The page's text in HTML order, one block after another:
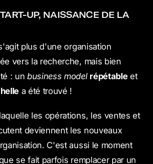
UP, NAISSANCE DE LA
plus d'une organisation
vers la recherche, mais bien
: un business model répétableet
a été trouvé !
les opérations, les ventes et
deviennent les nouveaux
C'est aussi le moment
se fait parfois remplacer par un